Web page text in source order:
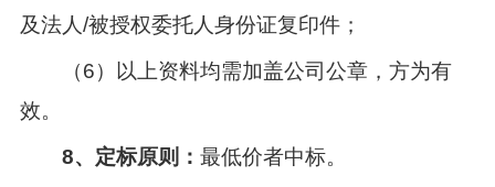
及法人/被授权委托人身份证复印件；
（6）以上资料均需加盖公司公章，方为有
效。
8、定标原则：最低价者中标。